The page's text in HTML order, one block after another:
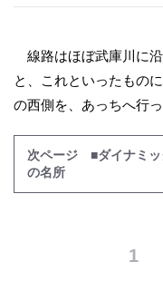
線路はほぼ武庫川に
と、これといったもの
の西側を、あっちへ行
次ページ ■ダイナミッ
の名所
1